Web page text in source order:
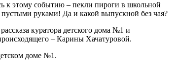
к этому событию – пекли пироги в школьной
руками! Да и какой выпускной без чая?
куратора детского дома №1 и
– Карины Хачатуровой.
доме №1.